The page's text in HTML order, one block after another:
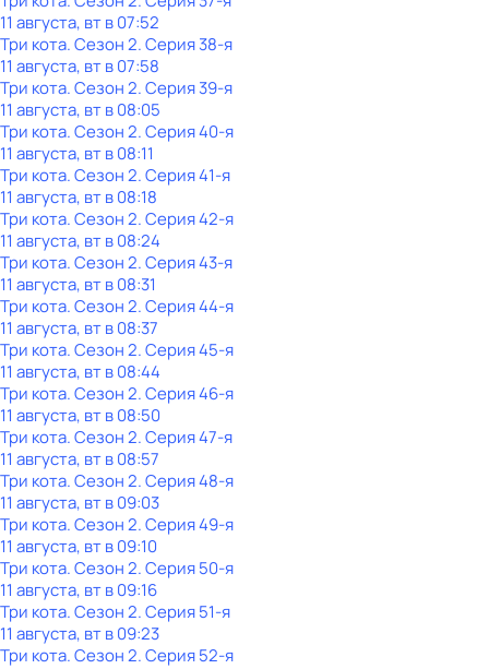
11 августа, вт в 07:52
Три кота. Сезон 2. Серия 38-я
11 августа, вт в 07:58
Три кота. Сезон 2. Серия 39-я
11 августа, вт в 08:05
Три кота. Сезон 2. Серия 40-я
11 августа, вт в 08:11
Три кота. Сезон 2. Серия 41-я
11 августа, вт в 08:18
Три кота. Сезон 2. Серия 42-я
11 августа, вт в 08:24
Три кота. Сезон 2. Серия 43-я
11 августа, вт в 08:31
Три кота. Сезон 2. Серия 44-я
11 августа, вт в 08:37
Три кота. Сезон 2. Серия 45-я
11 августа, вт в 08:44
Три кота. Сезон 2. Серия 46-я
11 августа, вт в 08:50
Три кота. Сезон 2. Серия 47-я
11 августа, вт в 08:57
Три кота. Сезон 2. Серия 48-я
11 августа, вт в 09:03
Три кота. Сезон 2. Серия 49-я
11 августа, вт в 09:10
Три кота. Сезон 2. Серия 50-я
11 августа, вт в 09:16
Три кота. Сезон 2. Серия 51-я
11 августа, вт в 09:23
Три кота. Сезон 2. Серия 52-я